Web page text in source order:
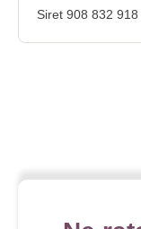
Siret 908 832